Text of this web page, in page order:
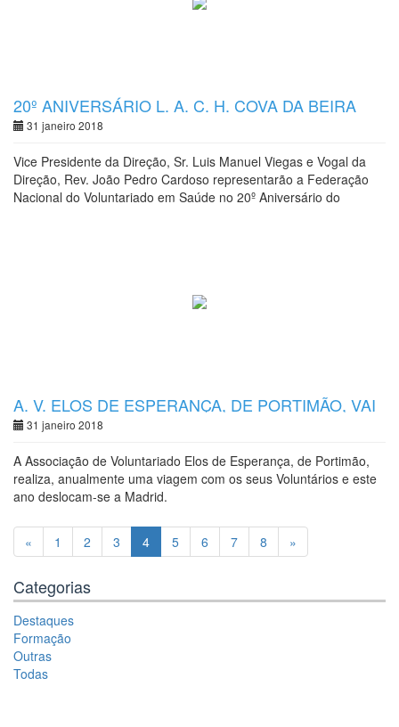
20º ANIVERSÁRIO L. A. C. H. COVA DA BEIRA
31 janeiro 2018
Vice Presidente da Direção, Sr. Luis Manuel Viegas e Vogal da
Direção, Rev. João Pedro Cardoso representarão a Federação
Nacional do Voluntariado em Saúde no 20º Aniversário do
A. V. ELOS DE ESPERANÇA, DE PORTIMÃO, VAI
A MADRID
31 janeiro 2018
A Associação de Voluntariado Elos de Esperança, de Portimão,
realiza, anualmente uma viagem com os seus Voluntários e este
ano deslocam-se a Madrid.
« 1 2 3 4 5 6 7 8 »
Categorias
Destaques
Formação
Outras
Todas